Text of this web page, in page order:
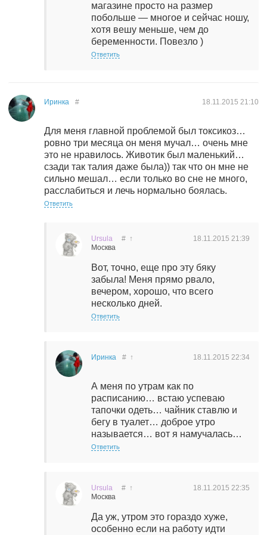
магазине просто на размер
побольше — многое и сейчас ношу,
хотя вешу меньше, чем до
беременности. Повезло )
Ответить
Иринка 18.11.2015 21:10
#
Для меня главной проблемой был токсикоз…
ровно три месяца он меня мучал… очень мне
это не нравилось. Животик был маленький…
сзади так талия даже была)) так что он мне не
сильно мешал… если только во сне не много,
расслабиться и лечь нормально боялась.
Ответить
Ursula
Москва
18.11.2015 21:39
# ↑
Вот, точно, еще про эту бяку
забыла! Меня прямо рвало,
вечером, хорошо, что всего
несколько дней.
Ответить
Иринка 18.11.2015 22:34
# ↑
А меня по утрам как по
расписанию… встаю успеваю
тапочки одеть… чайник ставлю и
бегу в туалет… доброе утро
называется… вот я намучалась…
Ответить
Ursula
Москва
18.11.2015 22:35
# ↑
Да уж, утром это гораздо хуже,
особенно если на работу идти